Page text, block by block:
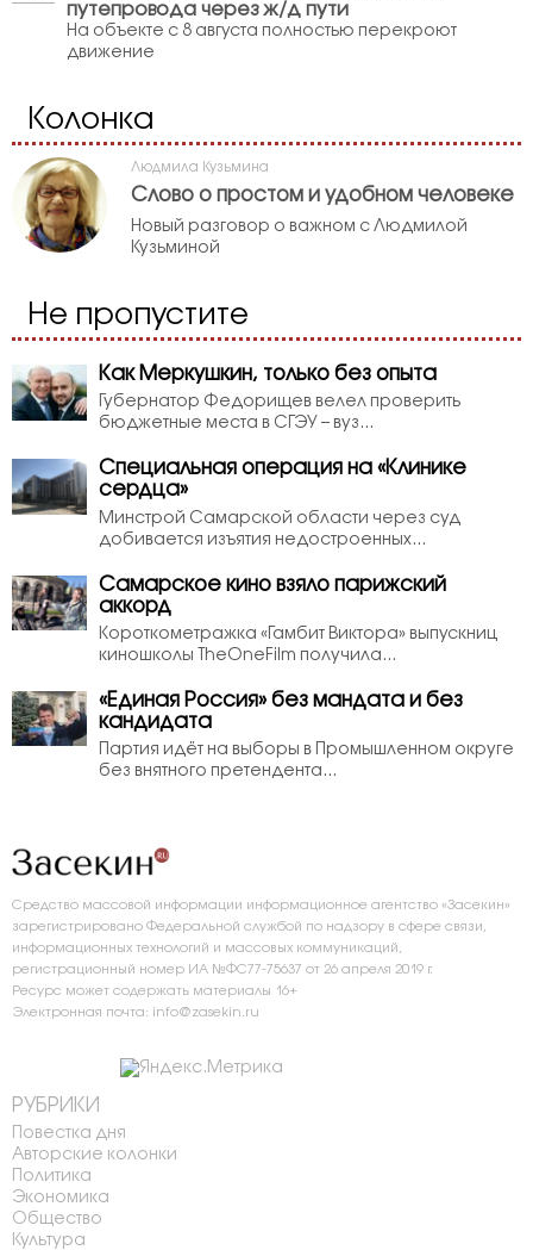
путепровода через ж/д пути
На объекте с 8 августа полностью перекроют
движение
Колонка
Людмила Кузьмина
Слово о простом и удобном человеке
Новый разговор о важном с Людмилой
Кузьминой
Не пропустите
Как Меркушкин, только без опыта
Губернатор Федорищев велел проверить
бюджетные места в СГЭУ – вуз...
Специальная операция на «Клинике
сердца»
Минстрой Самарской области через суд
добивается изъятия недостроенных...
Самарское кино взяло парижский
аккорд
Короткометражка «Гамбит Виктора» выпускниц
киношколы TheOneFilm получила...
«Единая Россия» без мандата и без
кандидата
Партия идёт на выборы в Промышленном округе
без внятного претендента...
Средство массовой информации информационное агентство «Засекин»
зарегистрировано Федеральной службой по надзору в сфере связи,
информационных технологий и массовых коммуникаций,
регистрационный номер ИА №ФС77-75637 от 26 апреля 2019 г.
Ресурс может содержать материалы 16+
Электронная почта: info@zasekin.ru
РУБРИКИ
Повестка дня
Авторские колонки
Политика
Экономика
Общество
Культура